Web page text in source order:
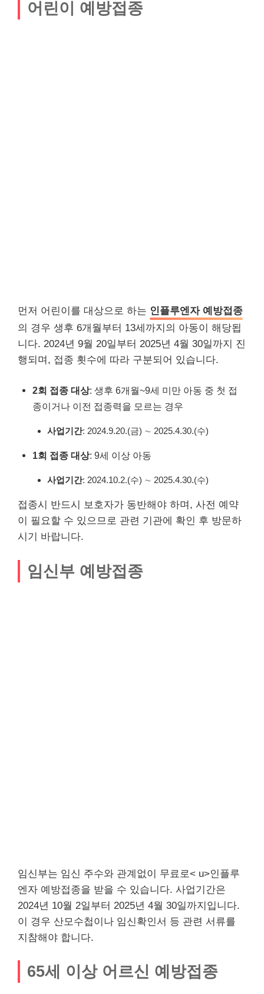
어린이 예방접종
먼저 어린이를 대상으로 하는 인플루엔자 예방접종
의 경우 생후 6개월부터 13세까지의 아동이 해당됩
니다. 2024년 9월 20일부터 2025년 4월 30일까지 진
행되며, 접종 횟수에 따라 구분되어 있습니다.
2회 접종 대상: 생후 6개월~9세 미만 아동 중 첫 접
종이거나 이전 접종력을 모르는 경우
사업기간: 2024.9.20.(금) ∼ 2025.4.30.(수)
1회 접종 대상: 9세 이상 아동
사업기간: 2024.10.2.(수) ∼ 2025.4.30.(수)
접종시 반드시 보호자가 동반해야 하며, 사전 예약
이 필요할 수 있으므로 관련 기관에 확인 후 방문하
시기 바랍니다.
임신부 예방접종
임신부는 임신 주수와 관계없이 무료로< u>인플루
엔자 예방접종을 받을 수 있습니다. 사업기간은
2024년 10월 2일부터 2025년 4월 30일까지입니다.
이 경우 산모수첩이나 임신확인서 등 관련 서류를
지참해야 합니다.
65세 이상 어르신 예방접종